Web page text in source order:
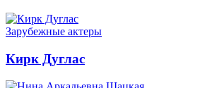
Зарубежные актеры
Кирк Дуглас